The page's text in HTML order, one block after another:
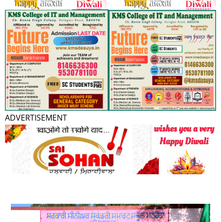
ADVERTISEMENT